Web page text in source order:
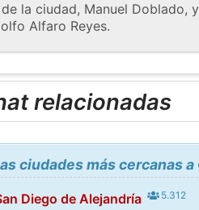
la ciudad, Manuel Doblado,
Alfaro Reyes.
relacionadas
ciudades más cercanas
Diego de Alejandría
5.312